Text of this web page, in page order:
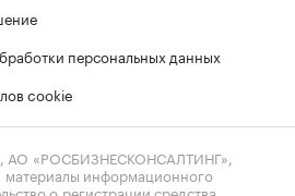
персональных данных
cookie
«РОСБИЗНЕСКОНСАЛТИНГ»,
материалы информационного
о регистрации средства